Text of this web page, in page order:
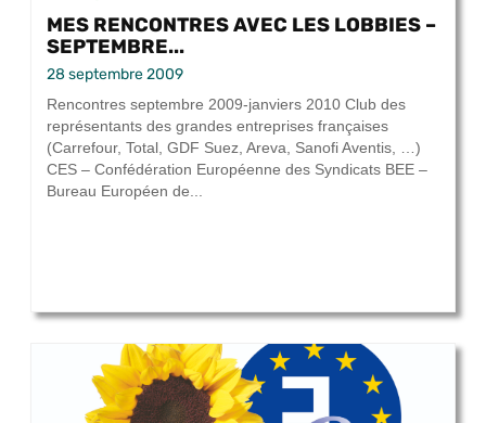
MES RENCONTRES AVEC LES LOBBIES –
SEPTEMBRE...
28 septembre 2009
Rencontres septembre 2009-janviers 2010 Club des
représentants des grandes entreprises françaises
(Carrefour, Total, GDF Suez, Areva, Sanofi Aventis, …)
CES – Confédération Européenne des Syndicats BEE –
Bureau Européen de...